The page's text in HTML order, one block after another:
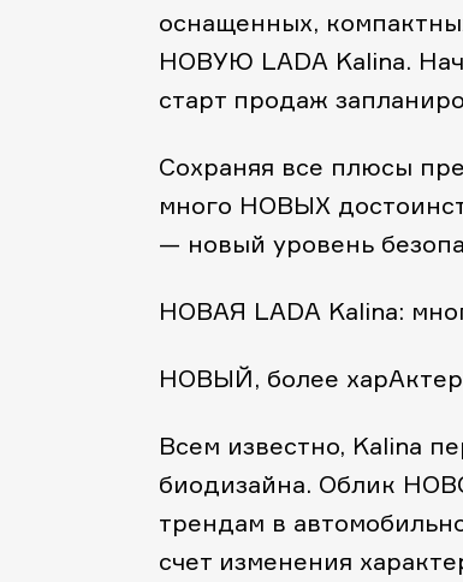
оснащенных,
НОВУЮ LADA Kalina.
старт продаж
Сохраняя все плюсы
много НОВЫХ
— новый уровень
НОВАЯ LADA Kalina:
НОВЫЙ, более
Всем известно, Kalina
биодизайна. Облик
трендам в
счет изменения